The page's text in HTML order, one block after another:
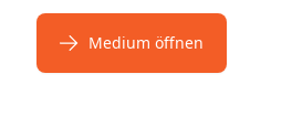
Medium öffnen